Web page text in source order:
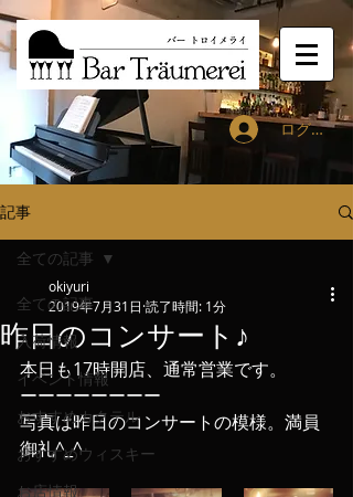
ログイン
記事
全ての記事
入荷情報
イベント情報
おすすめカクテル
おすすめウィスキー
お店情報
全ての記事
昨日のコンサート♪
okiyuri
2019年7月31日 読了時間: 1分
本日も17時開店、通常営業です。
ーーーーーーーー
写真は昨日のコンサートの模様。満員
御礼^_^